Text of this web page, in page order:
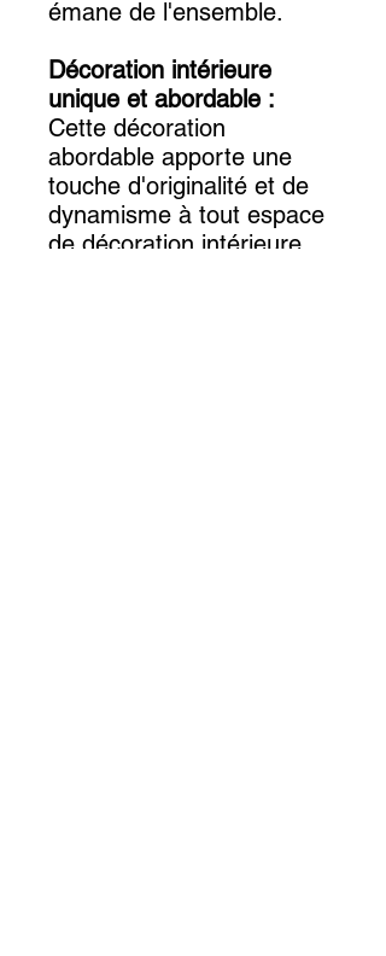
émane de l'ensemble.
Décoration intérieure
unique et abordable :
Cette décoration
abordable apporte une
touche d'originalité et de
dynamisme à tout espace
de décoration intérieure.